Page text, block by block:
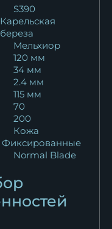
черный
черный
Гепард
S390
Карельская
береза
Мельхиор
120 мм
34 мм
2.4 мм
115 мм
70
200
Кожа
Фиксированные
Normal Blade